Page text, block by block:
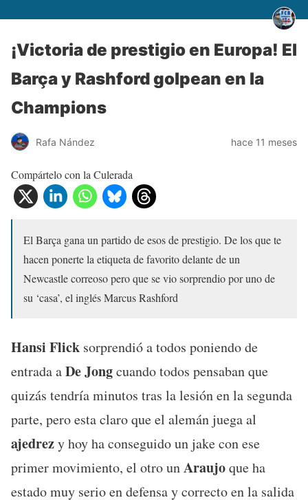
¡Victoria de prestigio en Europa! El
Barça y Rashford golpean en la
Champions
Rafa Nández hace 11 meses
Compártelo con la Culerada
El Barça gana un partido de esos de prestigio. De los que te
hacen ponerte la etiqueta de favorito delante de un
Newcastle correoso pero que se vio sorprendio por uno de
su ‘casa’, el inglés Marcus Rashford
Hansi Flick sorprendió a todos poniendo de
entrada aDe Jongcuando todos pensaban que
quizás tendría minutos tras la lesión en la segunda
parte, pero esta claro que el alemán juega al
ajedrezy hoy ha conseguido un jake con ese
primer movimiento, el otro unAraujoque ha
estado muy serio en defensa y correcto en la salida